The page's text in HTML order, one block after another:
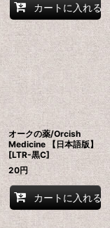
カートに入れる
オークの薬/Orcish
Medicine 【日本語版】
[LTR-黒C]
20円
カートに入れる